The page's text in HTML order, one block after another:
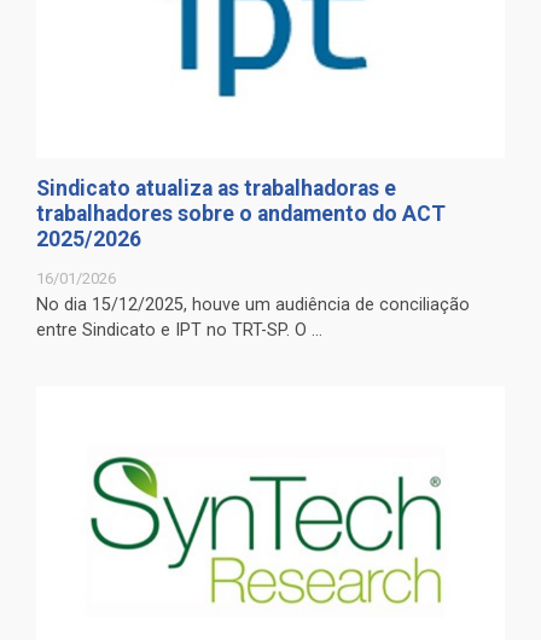
Sindicato atualiza as trabalhadoras e
trabalhadores sobre o andamento do ACT
2025/2026
16/01/2026
No dia 15/12/2025, houve um audiência de conciliação
entre Sindicato e IPT no TRT-SP. O ...